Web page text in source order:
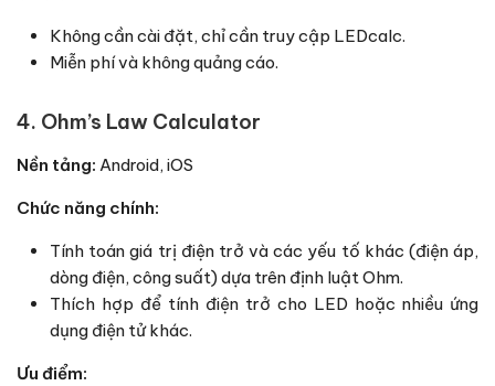
Không cần cài đặt, chỉ cần truy cập LEDcalc.
Miễn phí và không quảng cáo.
4. Ohm’s Law Calculator
Nền tảng: Android, iOS
Chức năng chính:
Tính toán giá trị điện trở và các yếu tố khác (điện áp,
dòng điện, công suất) dựa trên định luật Ohm.
Thích hợp để tính điện trở cho LED hoặc nhiều ứng
dụng điện tử khác.
Ưu điểm: